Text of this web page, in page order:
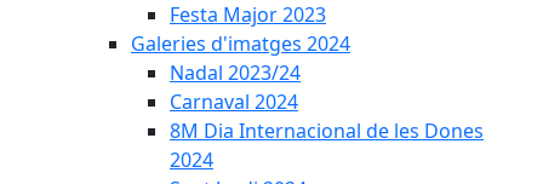
Festa Major 2023
Galeries d'imatges 2024
Nadal 2023/24
Carnaval 2024
8M Dia Internacional de les Dones
2024